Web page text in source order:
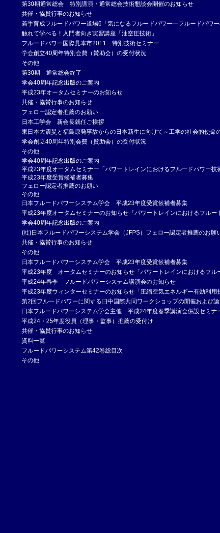
第30期通常総会 特別講演・通常総会技術懇談会開催のお知らせ
共催・協賛行事のお知らせ
若手育成フルードパワー道場6「気になるフルードパワー―フルードパワ
触れて学べる！入門者向き実習講座「油空圧技術」
フルードパワー国際見本市2011 特別技術セミナー
学会創立40周年特別会費（賛助会）の受付状況
その他
第30期 通常総会終了
学会40周年記念出版のご案内
平成23年オータムセミナーのお知らせ
共催・協賛行事のお知らせ
フェロー認定者推薦のお願い
日本工学会 新会長就任ご挨拶
東日本大震災と福島原発事故からの日本新生に向けて～工学の社会的使命
学会創立40周年特別会費（賛助会）の受付状況
その他
学会40周年記念出版のご案内
平成23年度オータムセミナー「パワートレインにおけるフルードパワー技
平成23年度受賞候補者募集
フェロー認定者推薦のお願い
その他
日本フルードパワーシステム学会 平成23年度受賞候補者募集
平成23年度オータムセミナーのお知らせ「パワートレインにおけるフルー
学会40周年記念出版のご案内
(社)日本フルードパワーシステム学会（JFPS）フェロー認定者推薦のお願
共催・協賛行事のお知らせ
その他
日本フルードパワーシステム学会 平成23年度受賞候補者募集
平成23年度 オータムセミナーのお知らせ「パワートレインにおけるフル
平成24年春季 フルードパワーシステム講演会のお知らせ
平成23年度ウィンターセミナーのお知らせ「圧縮空気エネルギー有効利用
第2回フルードパワーに関する日中国際共同ワークショップの開催および論
日本フルードパワーシステム学会主催 平成24年度春季講演会併設セミナ
平成24・25年度役員（理事・監事）推薦の受付け
共催・協賛行事のお知らせ
資料一覧
フルードパワーシステム第42巻総目次
その他